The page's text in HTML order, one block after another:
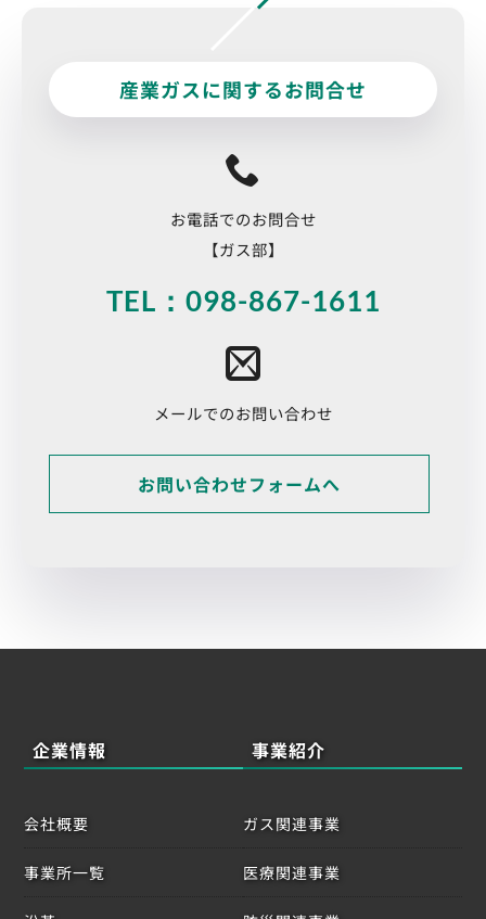
産業ガスに関するお問合せ
お電話でのお問合せ
【ガス部】
TEL：098-867-1611
メールでのお問い合わせ
お問い合わせフォームへ
企業情報
会社概要
事業所一覧
事業紹介
ガス関連事業
医療関連事業